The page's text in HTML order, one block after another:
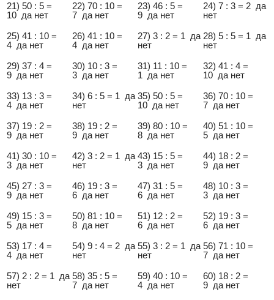
21) 50 : 5 =
10 да нет
22) 70 : 10 =
7 да нет
23) 46 : 5 =
9 да нет
24) 7 : 3 = 2 да
нет
25) 41 : 10 =
4 да нет
26) 41 : 10 =
4 да нет
27) 3 : 2 = 1 да
нет
28) 5 : 5 = 1 да
нет
29) 37 : 4 =
9 да нет
30) 10 : 3 =
3 да нет
31) 11 : 10 =
1 да нет
32) 41 : 4 =
10 да нет
33) 13 : 3 =
4 да нет
34) 6 : 5 = 1 да
нет
35) 50 : 5 =
10 да нет
36) 70 : 10 =
7 да нет
37) 19 : 2 =
9 да нет
38) 19 : 2 =
9 да нет
39) 80 : 10 =
8 да нет
40) 51 : 10 =
5 да нет
41) 30 : 10 =
3 да нет
42) 3 : 2 = 1 да
нет
43) 15 : 5 =
3 да нет
44) 18 : 2 =
9 да нет
45) 27 : 3 =
9 да нет
46) 19 : 3 =
6 да нет
47) 31 : 5 =
6 да нет
48) 10 : 3 =
3 да нет
49) 15 : 3 =
5 да нет
50) 81 : 10 =
8 да нет
51) 12 : 2 =
6 да нет
52) 19 : 3 =
6 да нет
53) 17 : 4 =
4 да нет
54) 9 : 4 = 2 да
нет
55) 3 : 2 = 1 да
нет
56) 71 : 10 =
7 да нет
57) 2 : 2 = 1 да
нет
58) 35 : 5 =
7 да нет
59) 40 : 10 =
4 да нет
60) 18 : 2 =
9 да нет